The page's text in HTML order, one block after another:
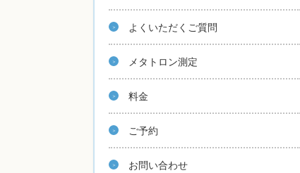
よくいただくご質問
メタトロン測定
料金
ご予約
お問い合わせ